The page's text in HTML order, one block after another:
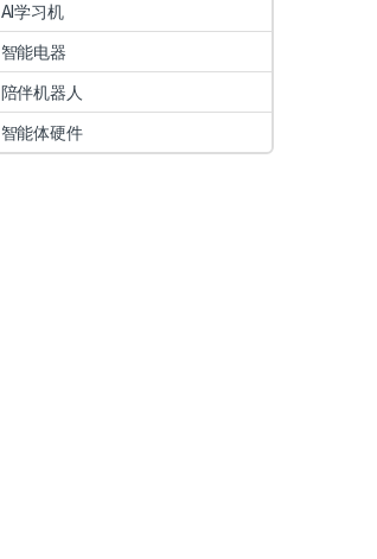
AI学习机
智能电器
陪伴机器人
智能体硬件